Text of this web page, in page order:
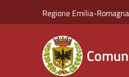
Regione Emilia-Romagna